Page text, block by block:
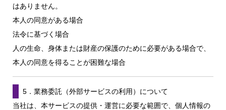
はありません。
本人の同意がある場合
法令に基づく場合
人の生命、身体または財産の保護のために必要がある場合で、
本人の同意を得ることが困難な場合
5．業務委託（外部サービスの利用）について
当社は、本サービスの提供・運営に必要な範囲で、個人情報の